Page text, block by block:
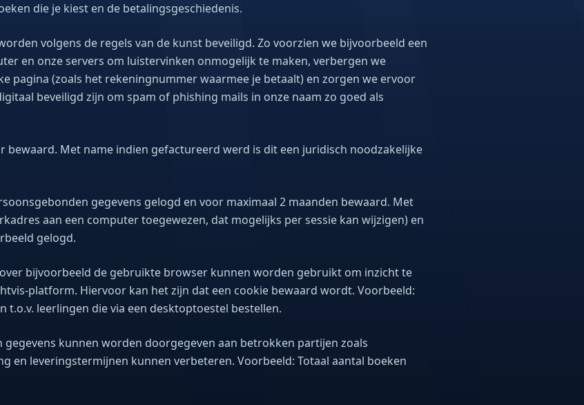
die je kiest en de betalingsgeschiedenis.
volgens de regels van de kunst beveiligd. Zo voorzien we bijvoorbeeld een
en onze servers om luistervinken onmogelijk te maken, verbergen we
pagina (zoals het rekeningnummer waarmee je betaalt) en zorgen we ervoor
beveiligd zijn om spam of phishing mails in onze naam zo goed als
bewaard. Met name indien gefactureerd werd is dit een juridisch noodzakelijke
gegevens gelogd en voor maximaal 2 maanden bewaard. Met
aan een computer toegewezen, dat mogelijks per sessie kan wijzigen) en
gelogd.
bijvoorbeeld de gebruikte browser kunnen worden gebruikt om inzicht te
platform. Hiervoor kan het zijn dat een cookie bewaard wordt. Voorbeeld:
t.o.v. leerlingen die via een desktoptoestel bestellen.
kunnen worden doorgegeven aan betrokken partijen zoals
en leveringstermijnen kunnen verbeteren. Voorbeeld: Totaal aantal boeken